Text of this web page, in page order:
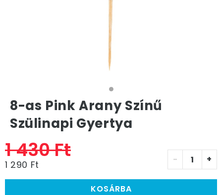
8-as Pink Arany Színű
Szülinapi Gyertya
1 430 Ft
1 290 Ft - +
KOSÁRBA